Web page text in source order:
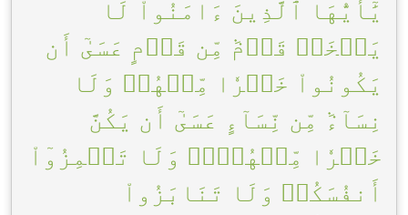
يَٰٓأَيُّهَا ٱلَّذِينَ ءَامَنُواْ لَا
يَسۡخَرۡ قَوۡمٞ مِّن قَوۡمٍ عَسَىٰٓ أَن
يَكُونُواْ خَيۡرٗا مِّنۡهُمۡ وَلَا
نِسَآءٞ مِّن نِّسَآءٍ عَسَىٰٓ أَن يَكُنَّ
خَيۡرٗا مِّنۡهُنَّۖ وَلَا تَلۡمِزُوٓاْ
أَنفُسَكُمۡ وَلَا تَنَابَزُواْ